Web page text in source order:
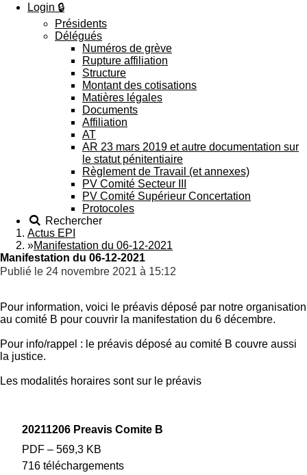
Login 🔒
Présidents
Délégués
Numéros de grève
Rupture affiliation
Structure
Montant des cotisations
Matières légales
Documents
Affiliation
AT
AR 23 mars 2019 et autre documentation sur
le statut pénitentiaire
Règlement de Travail (et annexes)
PV Comité Secteur III
PV Comité Supérieur Concertation
Protocoles
Rechercher
Actus EPI
»Manifestation du 06-12-2021
Manifestation du 06-12-2021
Publié le 24 novembre 2021 à 15:12
Pour information, voici le préavis déposé par notre organisation
au comité B pour couvrir la manifestation du 6 décembre.
Pour info/rappel : le préavis déposé au comité B couvre aussi
la justice.
Les modalités horaires sont sur le préavis
20211206 Preavis Comite B
PDF – 569,3 KB
716 téléchargements